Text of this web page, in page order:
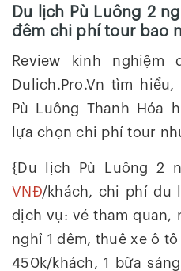
Du lịch Pù Luông 2
đêm chi phí tour bao
Review kinh
Dulich.Pro.Vn tìm
Pù Luông Thanh Hóa
lựa chọn chi phí tour
{Du lịch Pù Luông 2
VNĐ/khách, chi phí du
dịch vụ: vé tham quan,
nghỉ 1 đêm, thuê xe ô
450k/khách, 1 bữa